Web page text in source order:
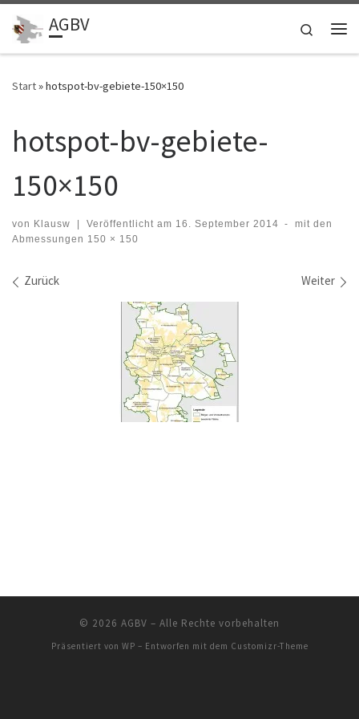
Zum Inhalt springen
AGBV
Search
Start»hotspot-bv-gebiete-150×150
hotspot-bv-gebiete-
150×150
von Klausw | Veröffentlicht am 16. September 2014 -
mit den
Abmessungen 150 × 150
Bilder Navigation
Zurück Weiter
© 2026 AGBV – Alle Rechte vorbehalten
Präsentiert von WP – Entworfen mit dem Customizr-Theme